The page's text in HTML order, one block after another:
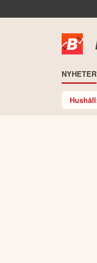
NYHETER